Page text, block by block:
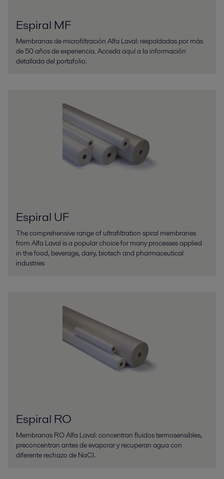
Espiral MF
Membranas de microfiltración Alfa Laval: respaldadas por más
de 50 años de experiencia. Acceda aquí a la información
detallada del portafolio.
Espiral UF
The comprehensive range of ultrafiltration spiral membranes
from Alfa Laval is a popular choice for many processes applied
in the food, beverage, dairy, biotech and pharmaceutical
industries
Espiral RO
Membranas RO Alfa Laval: concentran fluidos termosensibles,
preconcentran antes de evaporar y recuperan agua con
diferente rechazo de NaCl.